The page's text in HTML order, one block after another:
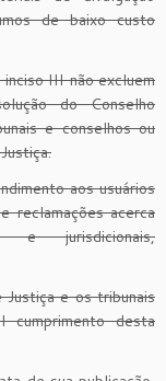
de baixo custo
III não excluem
do Conselho
e conselhos ou
aos usuários
reclamações acerca
e jurisdicionais,
Justiça e os tribunais
cumprimento desta